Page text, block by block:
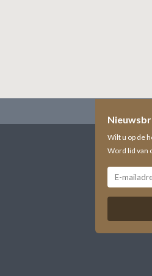
Wilt u op de
Word lid van